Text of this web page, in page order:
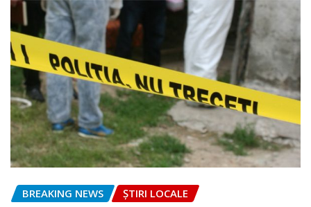
BREAKING NEWS ȘTIRI LOCALE